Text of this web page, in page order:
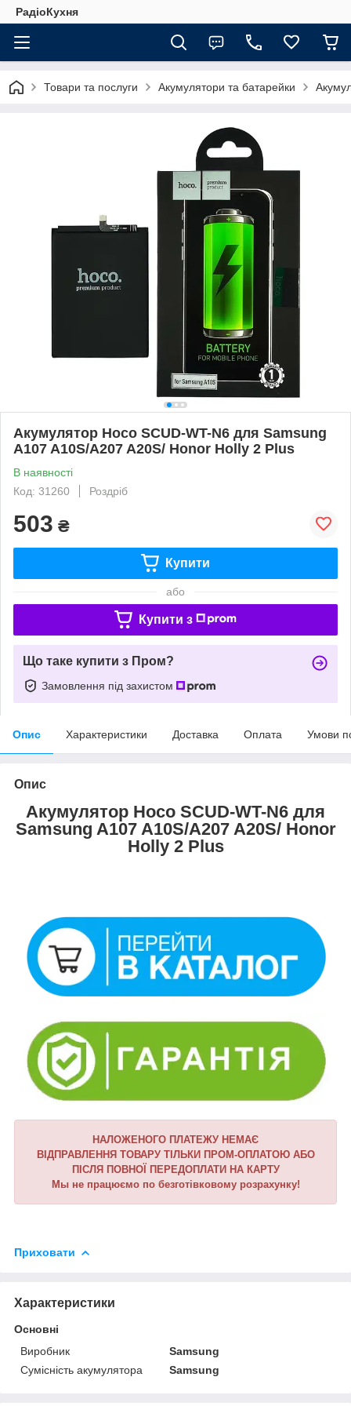
РадіоКухня
Товари та послуги Акумулятори та батарейки
Акумулятор Hoco SCUD-WT-N6 для Samsung
A107 A10S/A207 A20S/ Honor Holly 2 Plus
В наявності
Код: 31260
Роздріб
503 ₴
Купити
або
Купити з
Що таке купити з Пром?
Замовлення під захистом
Опис Характеристики Доставка Оплата Умови
Опис
Акумулятор Hoco SCUD-WT-N6 для
Samsung A107 A10S/A207 A20S/ Honor
Holly 2 Plus
НАЛОЖЕНОГО ПЛАТЕЖУ НЕМАЄ
ВІДПРАВЛЕННЯ ТОВАРУ ТІЛЬКИ ПРОМ-ОПЛАТОЮ АБО
ПІСЛЯ ПОВНОЇ ПЕРЕДОПЛАТИ НА КАРТУ
Мы не працюємо по безготівковому розрахунку!
Приховати
Характеристики
Основні
Виробник
Samsung
Сумісність акумулятора
Samsung